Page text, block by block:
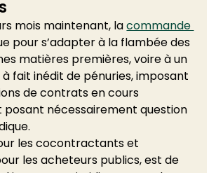
mois maintenant, la commande
pour s’adapter à la flambée des
matières premières, voire à un
fait inédit de pénuries, imposant
de contrats en cours
posant nécessairement question
les cocontractants et
les acheteurs publics, est de